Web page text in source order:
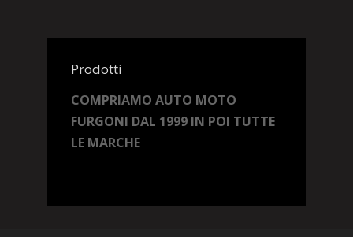
Prodotti
COMPRIAMO AUTO MOTO
FURGONI DAL 1999 IN POI TUTTE
LE MARCHE